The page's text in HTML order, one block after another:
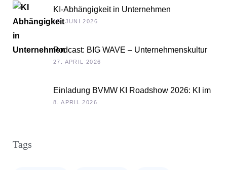
KI-Abhängigkeit in Unternehmen
15. JUNI 2026
Podcast: BIG WAVE – Unternehmenskultur
als Chefsache
27. APRIL 2026
Einladung BVMW KI Roadshow 2026: KI im
Kontext Ihrer Unternehmensdaten
8. APRIL 2026
Tags